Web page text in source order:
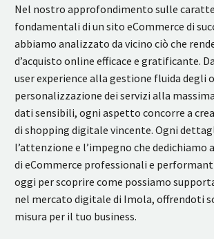
Nel nostro approfondimento sulle
fondamentali di un sito eCommerce di
abbiamo analizzato da vicino ciò che
d’acquisto online efficace e gratificante.
user experience alla gestione fluida degli
personalizzazione dei servizi alla
dati sensibili, ogni aspetto concorre a
di shopping digitale vincente. Ogni
l’attenzione e l’impegno che dedichiamo
di eCommerce professionali e
oggi per scoprire come possiamo
nel mercato digitale di Imola, offrendoti
misura per il tuo business.